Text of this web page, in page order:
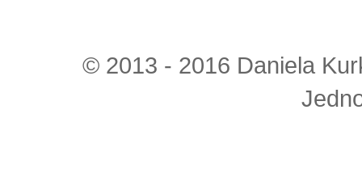
© 2013 - 2016 Daniela